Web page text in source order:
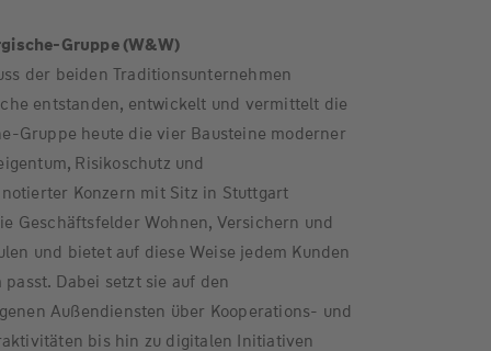
Gruppe (W&W)
der beiden Traditionsunternehmen
entstanden, entwickelt und vermittelt die
Gruppe heute die vier Bausteine moderner
Risikoschutz und
Konzern mit Sitz in Stuttgart
Geschäftsfelder Wohnen, Versichern und
und bietet auf diese Weise jedem Kunden
Dabei setzt sie auf den
Außendiensten über Kooperations- und
bis hin zu digitalen Initiativen